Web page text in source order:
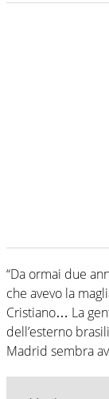
“Da ormai due
che avevo la
Cristiano… La
dell’esterno
Madrid sembra